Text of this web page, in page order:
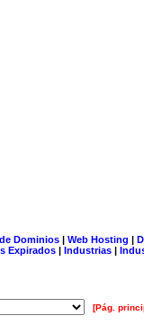
Dominios| Web Hosting |
Expirados | Industrias |
[Pág.